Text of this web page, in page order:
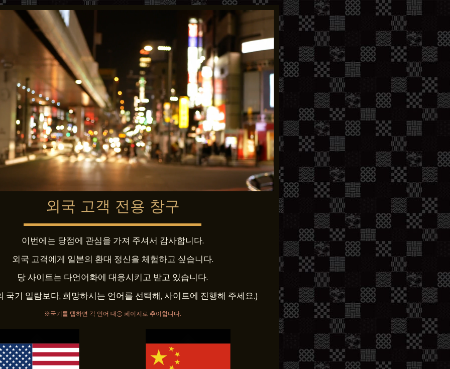
외국 고객 전용 창구
이번에는 당점에 관심을 가져 주셔서 감사합니다.
외국 고객에게 일본의 환대 정신을 체험하고 싶습니다.
당 사이트는 다언어화에 대응시키고 받고 있습니다.
기 일람보다, 희망하시는 언어를 선택해, 사이트에 진행해 주세요.)
※국기를 탭하면 각 언어 대응 페이지로 추이합니다.